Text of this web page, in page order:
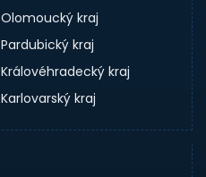
Olomoucký kraj
Pardubický kraj
Královéhradecký kraj
Karlovarský kraj